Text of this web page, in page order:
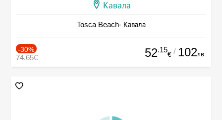
Кавала
Tosca Beach- Кавала
-30%
74.65€ 52.15
€ / 102лв.